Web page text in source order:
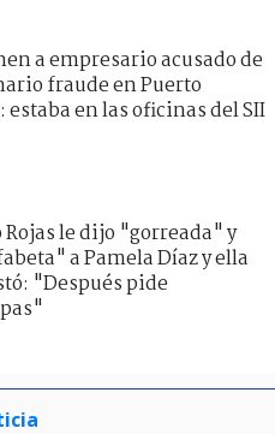
a empresario acusado de
fraude en Puerto
en las oficinas del SII
Rojas le dijo "gorreada" y
a Pamela Díaz y ella
"Después pide